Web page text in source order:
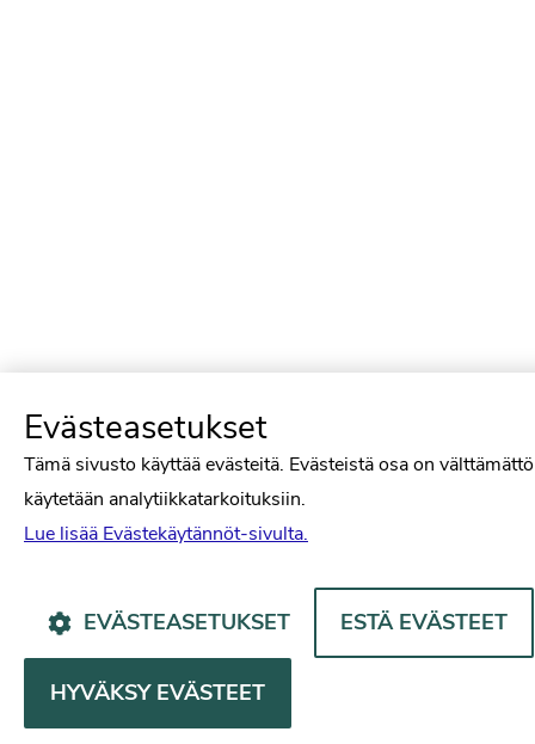
Evästeasetukset
Tämä sivusto käyttää evästeitä. Evästeistä osa on
käytetään analytiikkatarkoituksiin.
Lue lisää Evästekäytännöt-sivulta.
EVÄSTEASETUKSET ESTÄ EVÄSTEET
HYVÄKSY EVÄSTEET